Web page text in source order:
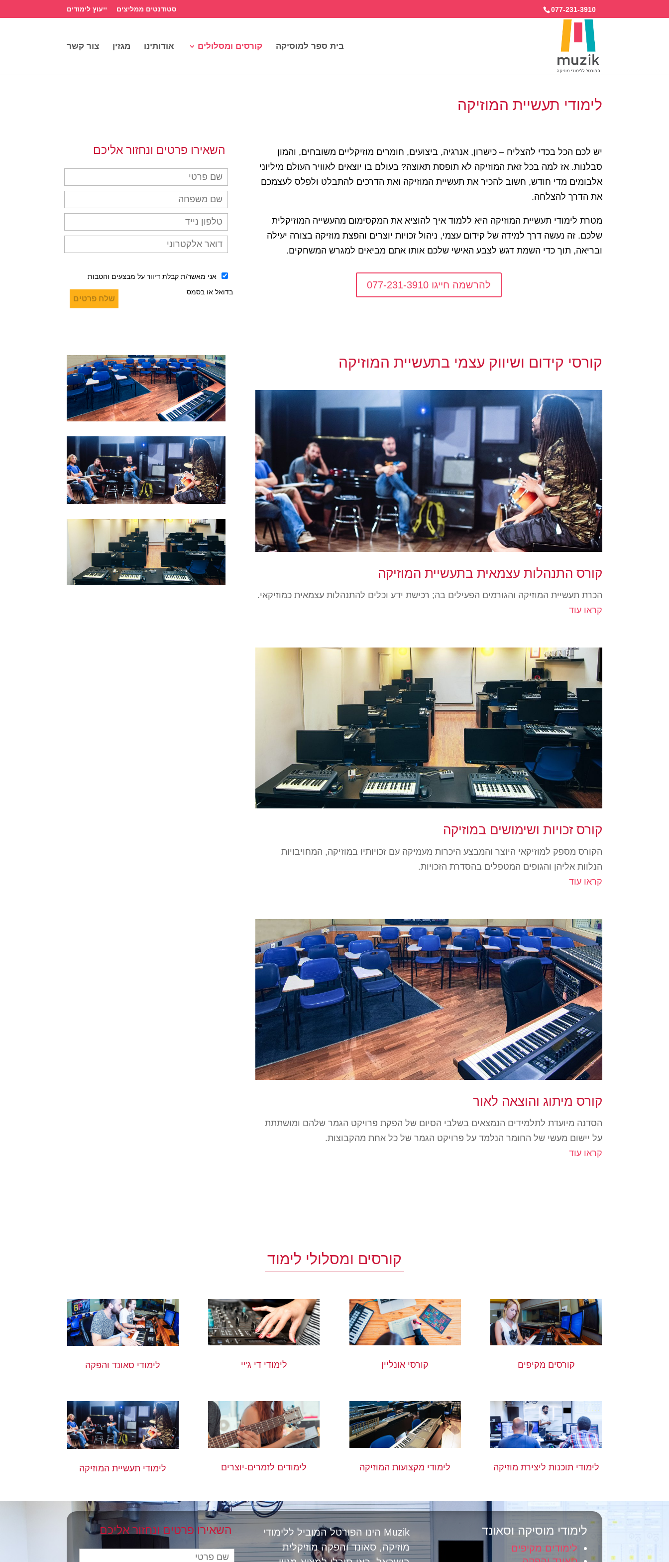
077-231-3910 סטודנטים ממליצים ייעוץ לימודים
בית ספר למוסיקה קורסים ומסלולים אודותינו מגזין צור קשר
לימודי תעשיית המוזיקה
השאירו פרטים ונחזור אליכם
אני מאשר/ת קבלת דיוור על מבצעים והטבות
בדואל או בסמס
יש לכם הכל בכדי להצליח – כישרון, אנרגיה, ביצועים, חומרים מוזיקליים משובחים, והמון
סבלנות. אז למה בכל זאת המוזיקה לא תופסת תאוצה? בעולם בו יוצאים לאוויר העולם מיליוני
אלבומים מדי חודש, חשוב להכיר את תעשיית המוזיקה ואת הדרכים להתבלט ולפלס לעצמכם
את הדרך להצלחה.
מטרת לימודי תעשיית המוזיקה היא ללמוד איך להוציא את המקסימום מהעשייה המוזיקלית
שלכם. זה נעשה דרך למידה של קידום עצמי, ניהול זכויות יוצרים והפצת מוזיקה בצורה יעילה
ובריאה, תוך כדי השמת דגש לצבע האישי שלכם אותו אתם מביאים למגרש המשחקים.
להרשמה חייגו 077-231-3910
קורסי קידום ושיווק עצמי בתעשיית המוזיקה
קורס התנהלות עצמאית בתעשיית המוזיקה
הכרת תעשיית המוזיקה והגורמים הפעילים בה; רכישת ידע וכלים להתנהלות עצמאית כמוזיקאי.
קראו עוד
קורס זכויות ושימושים במוזיקה
הקורס מספק למוזיקאי היוצר והמבצע היכרות מעמיקה עם זכויותיו במוזיקה, המחויבויות
הנלוות אליהן והגופים המטפלים בהסדרת הזכויות.
קראו עוד
קורס מיתוג והוצאה לאור
הסדנה מיועדת לתלמידים הנמצאים בשלבי הסיום של הפקת פרויקט הגמר שלהם ומושתתת
על יישום מעשי של החומר הנלמד על פרויקט הגמר של כל אחת מהקבוצות.
קראו עוד
קורסים ומסלולי לימוד
לימודי סאונד והפקה לימודי די ג'יי קורסי אונליין קורסים מקיפים
לימודי תעשיית המוזיקה לימודים לזמרים-יוצרים לימודי מקצועות המוזיקה לימודי תוכנות ליצירת מוזיקה
השאירו פרטים ונחזור אליכם
Muzik הינו הפורטל המוביל ללימודי
מוזיקה, סאונד והפקה מוזיקלית
לימודי מוסיקה וסאונד
לימודים מקיפים